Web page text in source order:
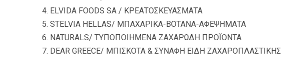
4. ELVIDA FOODS SA / ΚΡΕΑΤΟΣΚΕΥΑΣΜΑΤΑ
5. STELVIA HELLAS/ ΜΠΑΧΑΡΙΚΑ-ΒΟΤΑΝΑ-ΑΦΕΨΗΜΑΤΑ
6. NATURALS/ ΤΥΠΟΠΟΙΗΜΕΝΑ ΖΑΧΑΡΩΔΗ ΠΡΟΪΟΝΤΑ
7. DEAR GREECE/ ΜΠΙΣΚΟΤΑ & ΣΥΝΑΦΗ ΕΙΔΗ ΖΑΧΑΡΟΠΛΑΣΤΙΚΗΣ